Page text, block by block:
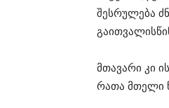
შესრულება
მთავარი კი
რათა მთელი